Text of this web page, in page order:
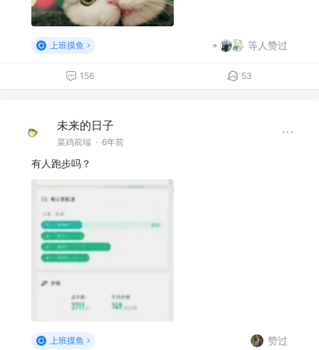
上班摸鱼 等人赞过
156 53
未来的日子
菜鸡前端 · 6年前
有人跑步吗？
上班摸鱼 赞过